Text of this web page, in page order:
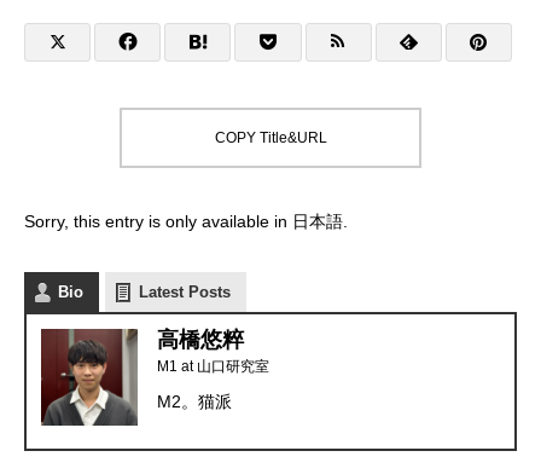
COPY Title&URL
Sorry, this entry is only available in 日本語
Bio Latest Posts
高橋悠粹
M1 at 山口研究室
M2。猫派